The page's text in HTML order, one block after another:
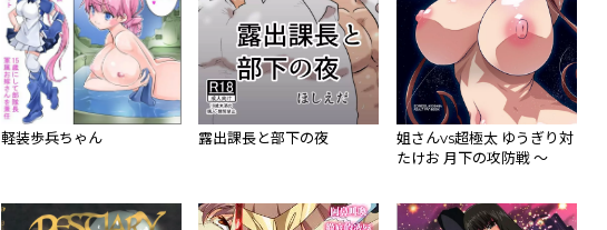
軽装歩兵ちゃん 露出課長と部下の夜
姐さんvs超極太 ゆうぎり対
たけお 月下の攻防戦 ～